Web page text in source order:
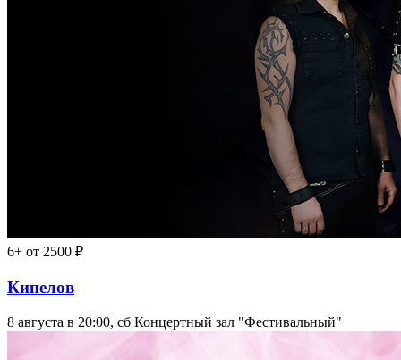
6+ от 2500 ₽
Кипелов
8 августа в 20:00, сб Концертный зал "Фестивальный"